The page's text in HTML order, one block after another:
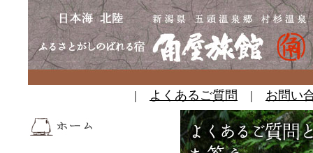
| よくあるご質問 | お問い